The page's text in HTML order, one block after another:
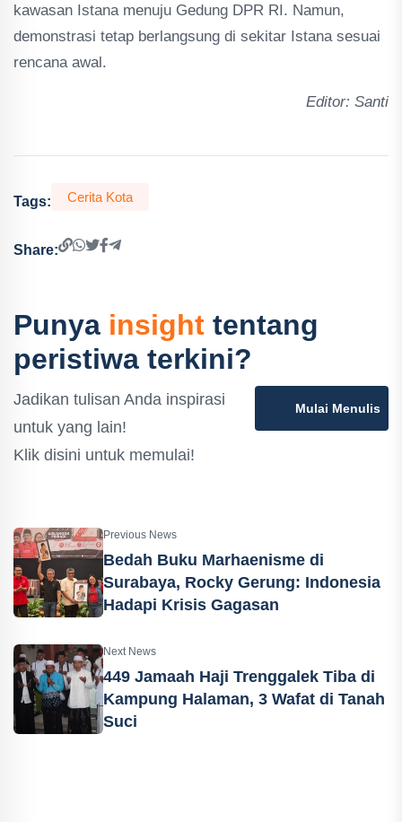
kawasan Istana menuju Gedung DPR RI. Namun,
demonstrasi tetap berlangsung di sekitar Istana sesuai
rencana awal.
Editor: Santi
Tags: Cerita Kota
Share:
Punya insight tentang
peristiwa terkini?
Jadikan tulisan Anda inspirasi
untuk yang lain!
Klik disini untuk memulai!
Mulai Menulis
Previous News
Bedah Buku Marhaenisme di
Surabaya, Rocky Gerung: Indonesia
Hadapi Krisis Gagasan
Next News
449 Jamaah Haji Trenggalek Tiba di
Kampung Halaman, 3 Wafat di Tanah
Suci